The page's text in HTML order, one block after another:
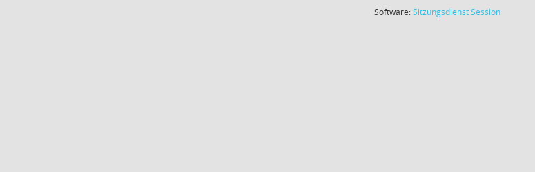
Software:SitzungsdienstSession(Wird in